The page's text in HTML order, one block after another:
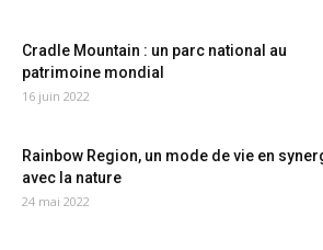
Cradle Mountain : un parc national au
patrimoine mondial
16 juin 2022
Rainbow Region, un mode de vie en
avec la nature
24 mai 2022